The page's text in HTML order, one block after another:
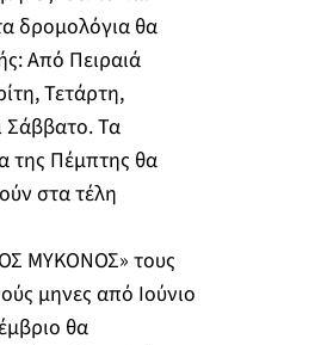
δρομολόγια θα
Από Πειραιά
Τετάρτη,
Σάββατο. Τα
της Πέμπτης θα
στα τέλη
ΜΥΚΟΝΟΣ» τους
μηνες από Ιούνιο
θα